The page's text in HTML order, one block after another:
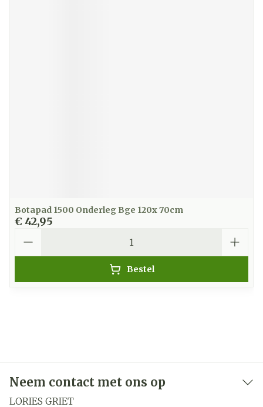
Botapad 1500 Onderleg Bge 120x 70cm
€ 42,95
Bestel
Neem contact met ons op
LORIES GRIET